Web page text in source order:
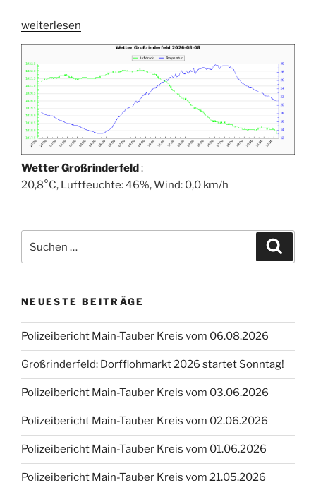
„Faktencheck:
Corona-
so
klein,
dass
selbst
FFP2-
Masken
und
nicht
aufhält?“
weiterlesen
Wetter Großrinderfeld:
20,8°C, Luftfeuchte: 46%, Wind: 0,0 km/h
nach:
NEUESTE BEITRÄGE
Polizeibericht Main-Tauber Kreis vom 06.08.2026
Großrinderfeld: Dorfflohmarkt 2026 startet Sonntag!
Polizeibericht Main-Tauber Kreis vom 03.06.2026
Polizeibericht Main-Tauber Kreis vom 02.06.2026
Polizeibericht Main-Tauber Kreis vom 01.06.2026
Polizeibericht Main-Tauber Kreis vom 21.05.2026